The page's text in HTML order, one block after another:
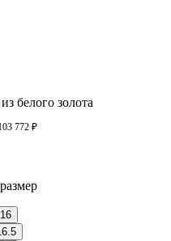
белого золота
772 ₽
16